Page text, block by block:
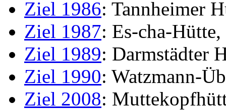
Ziel 1986: Tannheimer
Ziel 1987: Es-cha-
Ziel 1989: Darmstädter
Ziel 1990: Watzmann-
Ziel 2008: